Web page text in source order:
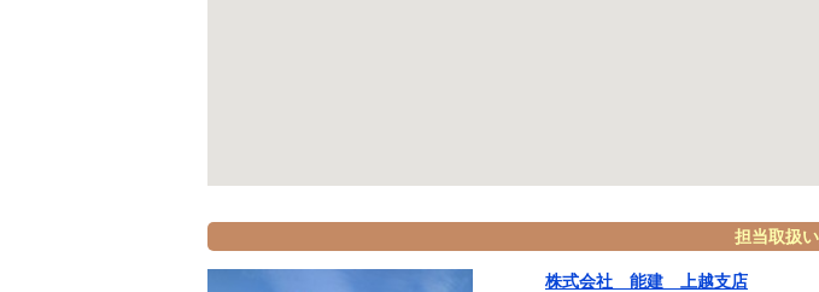
担当取扱
株式会社 能建 上越支店